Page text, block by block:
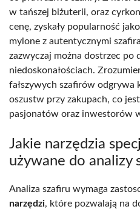
w tańszej biżuterii, oraz
cenę, zyskały popularność
mylone z autentycznymi
zazwyczaj można dostrzec po
niedoskonałościach.
fałszywych szafirów odgrywa
oszustw przy zakupach, co
pasjonatów oraz inwestorów
Jakie narzędzia
używane do analizy
Analiza szafiru wymaga
narzędzi, które pozwalają na